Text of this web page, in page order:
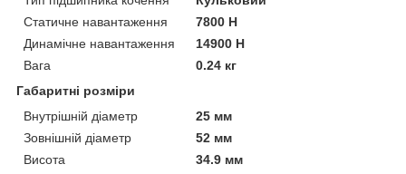
Статичне навантаження
7800 Н
Динамічне навантаження
14900 Н
Вага
0.24 кг
Габаритні розміри
Внутрішній діаметр
25 мм
Зовнішній діаметр
52 мм
Висота
34.9 мм